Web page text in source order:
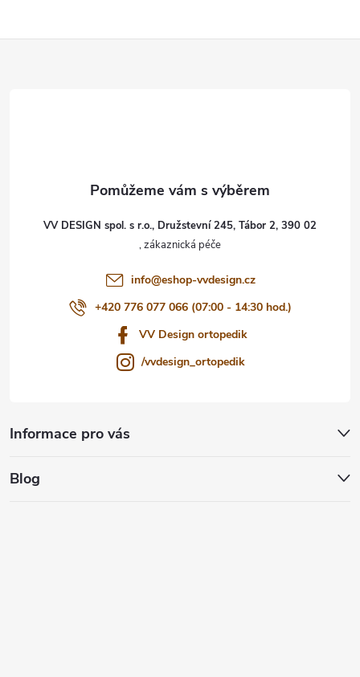
VV DESIGN spol. s r.o., Družstevní 245, Tábor 2, 390 02
info@eshop-vvdesign.cz
+420 776 077 066 (07:00 - 14:30 hod.)
VV Design ortopedik
/vvdesign_ortopedik
Informace pro vás
Blog